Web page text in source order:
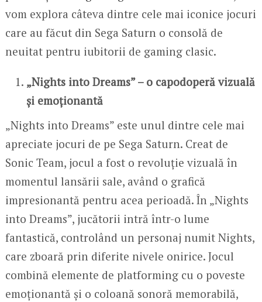
vom explora câteva dintre cele mai iconice jocuri
care au făcut din Sega Saturn o consolă de
neuitat pentru iubitorii de gaming clasic.
„Nights into Dreams” – o capodoperă vizuală
și emoționantă
„Nights into Dreams” este unul dintre cele mai
apreciate jocuri de pe Sega Saturn. Creat de
Sonic Team, jocul a fost o revoluție vizuală în
momentul lansării sale, având o grafică
impresionantă pentru acea perioadă. În „Nights
into Dreams”, jucătorii intră într-o lume
fantastică, controlând un personaj numit Nights,
care zboară prin diferite nivele onirice. Jocul
combină elemente de platforming cu o poveste
emoționantă și o coloană sonoră memorabilă,